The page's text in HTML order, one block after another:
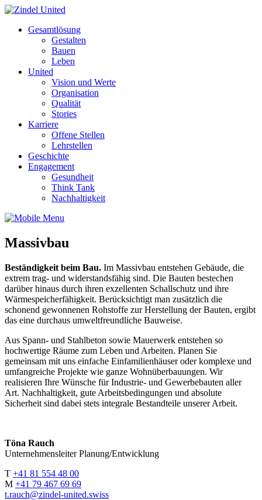
Gesamtlösung
Gestalten
Bauen
Leben
United
Vision und Werte
Organisation
Qualität
Stories
Karriere
Offene Stellen
Lehrstellen
Geschichte
Engagement
Gesundheit
Think Tank
Nachhaltigkeit
Massivbau
Beständigkeit beim Bau. Im Massivbau entstehen Gebäude, die
extrem trag- und widerstandsfähig sind. Die Bauten bestechen
darüber hinaus durch ihren exzellenten Schallschutz und ihre
Wärmespeicherfähigkeit. Berücksichtigt man zusätzlich die
schonend gewonnenen Rohstoffe zur Herstellung der Bauten, ergibt
das eine durchaus umweltfreundliche Bauweise.
Aus Spann- und Stahlbeton sowie Mauerwerk entstehen so
hochwertige Räume zum Leben und Arbeiten. Planen Sie
gemeinsam mit uns einfache Einfamilienhäuser oder komplexe und
umfangreiche Projekte wie ganze Wohnüberbauungen. Wir
realisieren Ihre Wünsche für Industrie- und Gewerbebauten aller
Art. Nachhaltigkeit, gute Arbeitsbedingungen und absolute
Sicherheit sind dabei stets integrale Bestandteile unserer Arbeit.
Töna Rauch
Unternehmensleiter Planung/Entwicklung
T +41 81 554 48 00
M +41 79 467 69 69
t.rauch@zindel-united.swiss